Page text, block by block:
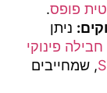
פופס.
ניתן
פינוקי
, שמחייבים